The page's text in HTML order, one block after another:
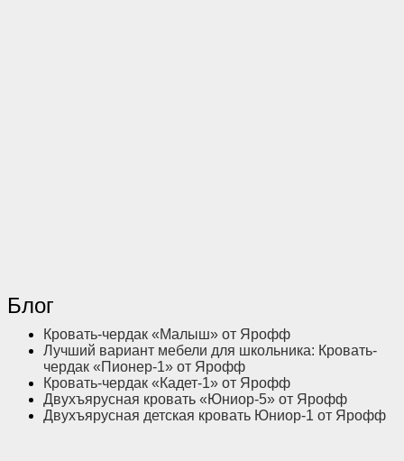
Блог
Кровать-чердак «Малыш» от Ярофф
Лучший вариант мебели для школьника: Кровать-
чердак «Пионер-1» от Ярофф
Кровать-чердак «Кадет-1» от Ярофф
Двухъярусная кровать «Юниор-5» от Ярофф
Двухъярусная детская кровать Юниор-1 от Ярофф